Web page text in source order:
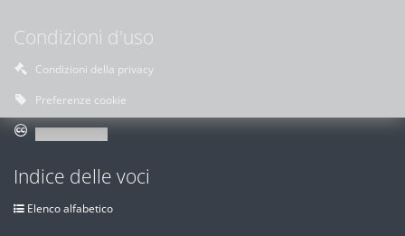
Condizioni d'uso
Condizioni della privacy
Preferenze cookie
Indice delle voci
Elenco alfabetico